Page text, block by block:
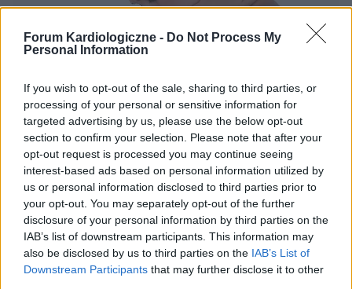
Forum Kardiologiczne - Do Not Process My
Personal Information
If you wish to opt-out of the sale, sharing to third parties, or
processing of your personal or sensitive information for
targeted advertising by us, please use the below opt-out
section to confirm your selection. Please note that after your
opt-out request is processed you may continue seeing
interest-based ads based on personal information utilized by
us or personal information disclosed to third parties prior to
your opt-out. You may separately opt-out of the further
disclosure of your personal information by third parties on the
IAB’s list of downstream participants. This information may
also be disclosed by us to third parties on the IAB’s List of
Downstream Participants that may further disclose it to other
fot. pantherstock
Możliwość problemów z układem krążenia mogą
sugerować także tzw. „pajączki” - towarzyszy im
często pojawienie się żylaków. Teleangiektazje
świadczą o przewlekłej niewydolności żylnej.